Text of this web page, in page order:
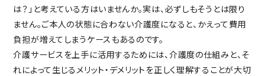
イベント・アクティビティ
社会からの評価
スーパー・コートについて
は？」と考えている方はいませんか。実は、必ずしもそうとは限り
ません。ご本人の状態に合わない介護度になると、かえって費用
負担が増えてしまうケースもあるのです。
介護サービスを上手に活用するためには、介護度の仕組みと、そ
れによって生じるメリット・デメリットを正しく理解することが大切